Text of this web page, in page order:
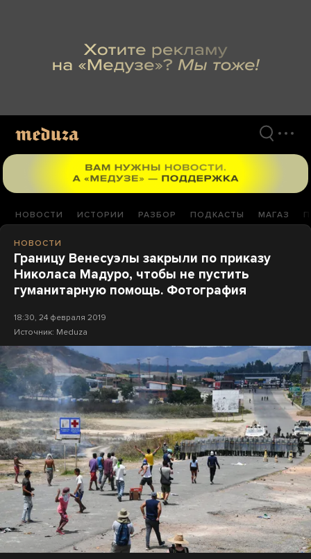
НОВОСТИ ИСТОРИИ РАЗБОР ПОДКАСТЫ МАГАЗ
НОВОСТИ
Границу Венесуэлы закрыли по приказу
Николаса Мадуро, чтобы не пустить
гуманитарную помощь. Фотография
18:30, 24 февраля 2019
Источник: Meduza